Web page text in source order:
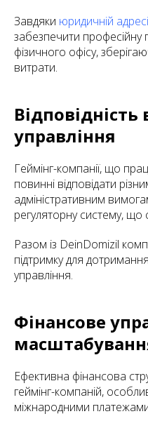
Завдяки юридичній
забезпечити професійну
фізичного офісу,
витрати.
управління
Геймінг-компанії, що
повинні відповідати
адміністративним
регуляторну систему, що
Разом із DeinDomizil
підтримку для
управління.
Фінансове
Ефективна фінансова
геймінг-компаній,
міжнародними